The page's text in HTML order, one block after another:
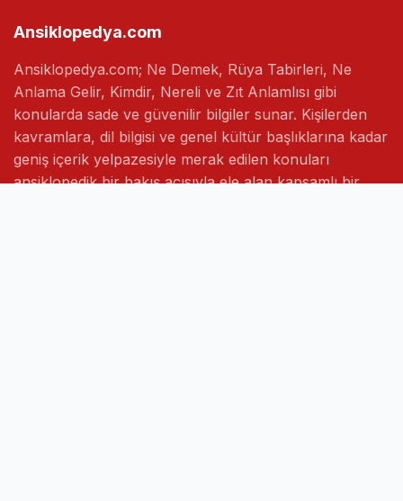
Ansiklopedya.com
Ansiklopedya.com; Ne Demek, Rüya Tabirleri, Ne
Anlama Gelir, Kimdir, Nereli ve Zıt Anlamlısı gibi
konularda sade ve güvenilir bilgiler sunar. Kişilerden
kavramlara, dil bilgisi ve genel kültür başlıklarına kadar
geniş içerik yelpazesiyle merak edilen konuları
ansiklopedik bir bakış açısıyla ele alan kapsamlı bir